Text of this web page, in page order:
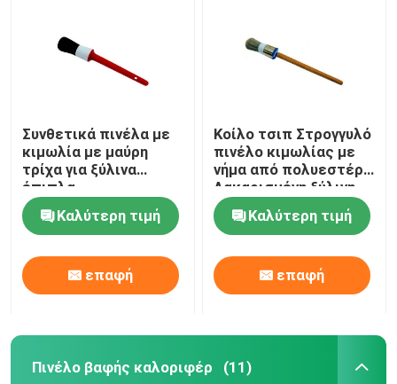
Συνθετικά πινέλα με
κιμωλία με μαύρη
τρίχα για ξύλινα
έπιπλα
Καλύτερη τιμή
επαφή
Κοίλο τσιπ Στρογγυλό
πινέλο κιμωλίας με
νήμα από πολυεστέρα
Λακαρισμένη ξύλινη
λαβή
Καλύτερη τιμή
επαφή
Πινέλο βαφής καλοριφέρ (11)